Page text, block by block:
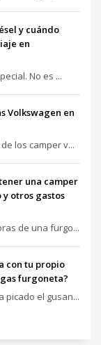
y cuándo
en
No es ...
Volkswagen en
los camper v...
una camper
otros gastos
de una furgo...
con tu propio
furgoneta?
picado el gusan...